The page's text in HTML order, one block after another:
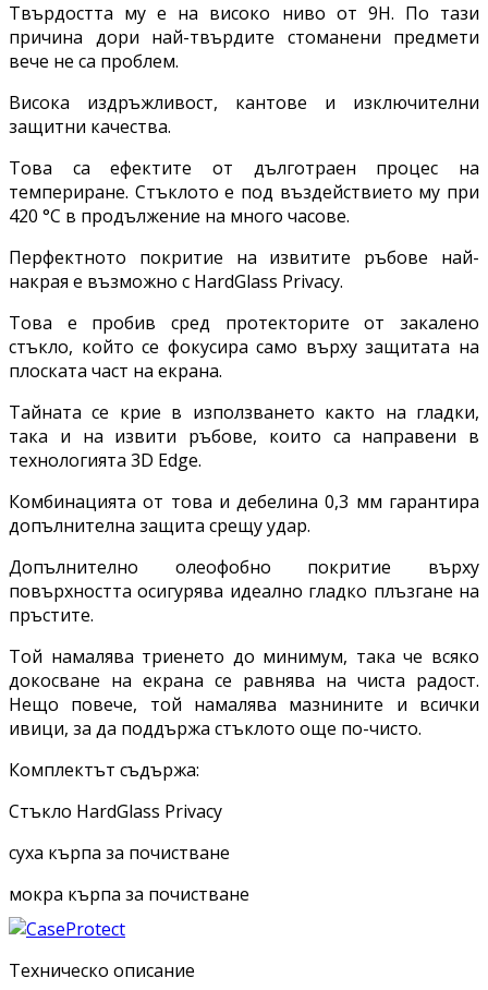
Твърдостта му е на високо ниво от 9H. По тази
причина дори най-твърдите стоманени предмети
вече не са проблем.
Висока издръжливост, кантове и изключителни
защитни качества.
Това са ефектите от дълготраен процес на
темпериране. Стъклото е под въздействието му при
420 °C в продължение на много часове.
Перфектното покритие на извитите ръбове най-
накрая е възможно с HardGlass Privacy.
Това е пробив сред протекторите от закалено
стъкло, който се фокусира само върху защитата на
плоската част на екрана.
Тайната се крие в използването както на гладки,
така и на извити ръбове, които са направени в
технологията 3D Edge.
Комбинацията от това и дебелина 0,3 мм гарантира
допълнителна защита срещу удар.
Допълнително олеофобно покритие върху
повърхността осигурява идеално гладко плъзгане на
пръстите.
Той намалява триенето до минимум, така че всяко
докосване на екрана се равнява на чиста радост.
Нещо повече, той намалява мазнините и всички
ивици, за да поддържа стъклото още по-чисто.
Комплектът съдържа:
Стъкло HardGlass Privacy
суха кърпа за почистване
мокра кърпа за почистване
Техническо описание